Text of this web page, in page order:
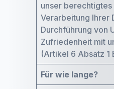
unser
Verarbeitung Ihrer
Durchführung von
Zufriedenheit mit
(Artikel 6 Absatz 1
Für wie lange?